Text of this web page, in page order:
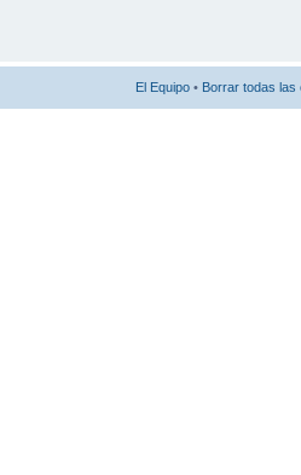
El Equipo • Borrar todas las